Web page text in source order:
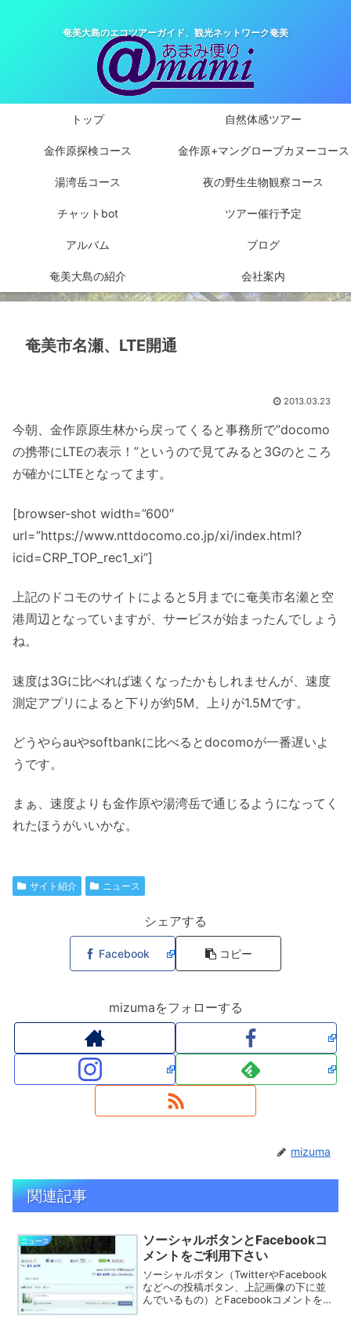
奄美大島のエコツアーガイド、観光ネットワーク奄美
トップ 自然体感ツアー
金作原探検コース 金作原+マングローブカヌーコース
湯湾岳コース 夜の野生生物観察コース
チャットbot ツアー催行予定
アルバム ブログ
奄美大島の紹介 会社案内
奄美市名瀬、LTE開通
2013.03.23
今朝、金作原原生林から戻ってくると事務所で”docomo
の携帯にLTEの表示！”というので見てみると3Gのところ
が確かにLTEとなってます。
[browser-shot width=”600″
url=”https://www.nttdocomo.co.jp/xi/index.html?
icid=CRP_TOP_rec1_xi”]
上記のドコモのサイトによると5月までに奄美市名瀬と空
港周辺となっていますが、サービスが始まったんでしょう
ね。
速度は3Gに比べれば速くなったかもしれませんが、速度
測定アプリによると下りが約5M、上りが1.5Mです。
どうやらauやsoftbankに比べるとdocomoが一番遅いよ
うです。
まぁ、速度よりも金作原や湯湾岳で通じるようになってく
れたほうがいいかな。
サイト紹介 ニュース
シェアする
Facebook コピー
mizumaをフォローする
mizuma
関連記事
ニュース
ソーシャルボタンとFacebookコ
メントをご利用下さい
ソーシャルボタン（TwitterやFacebook
などへの投稿ボタン、上記画像の下に並
んでいるもの）とFacebookコメントを設